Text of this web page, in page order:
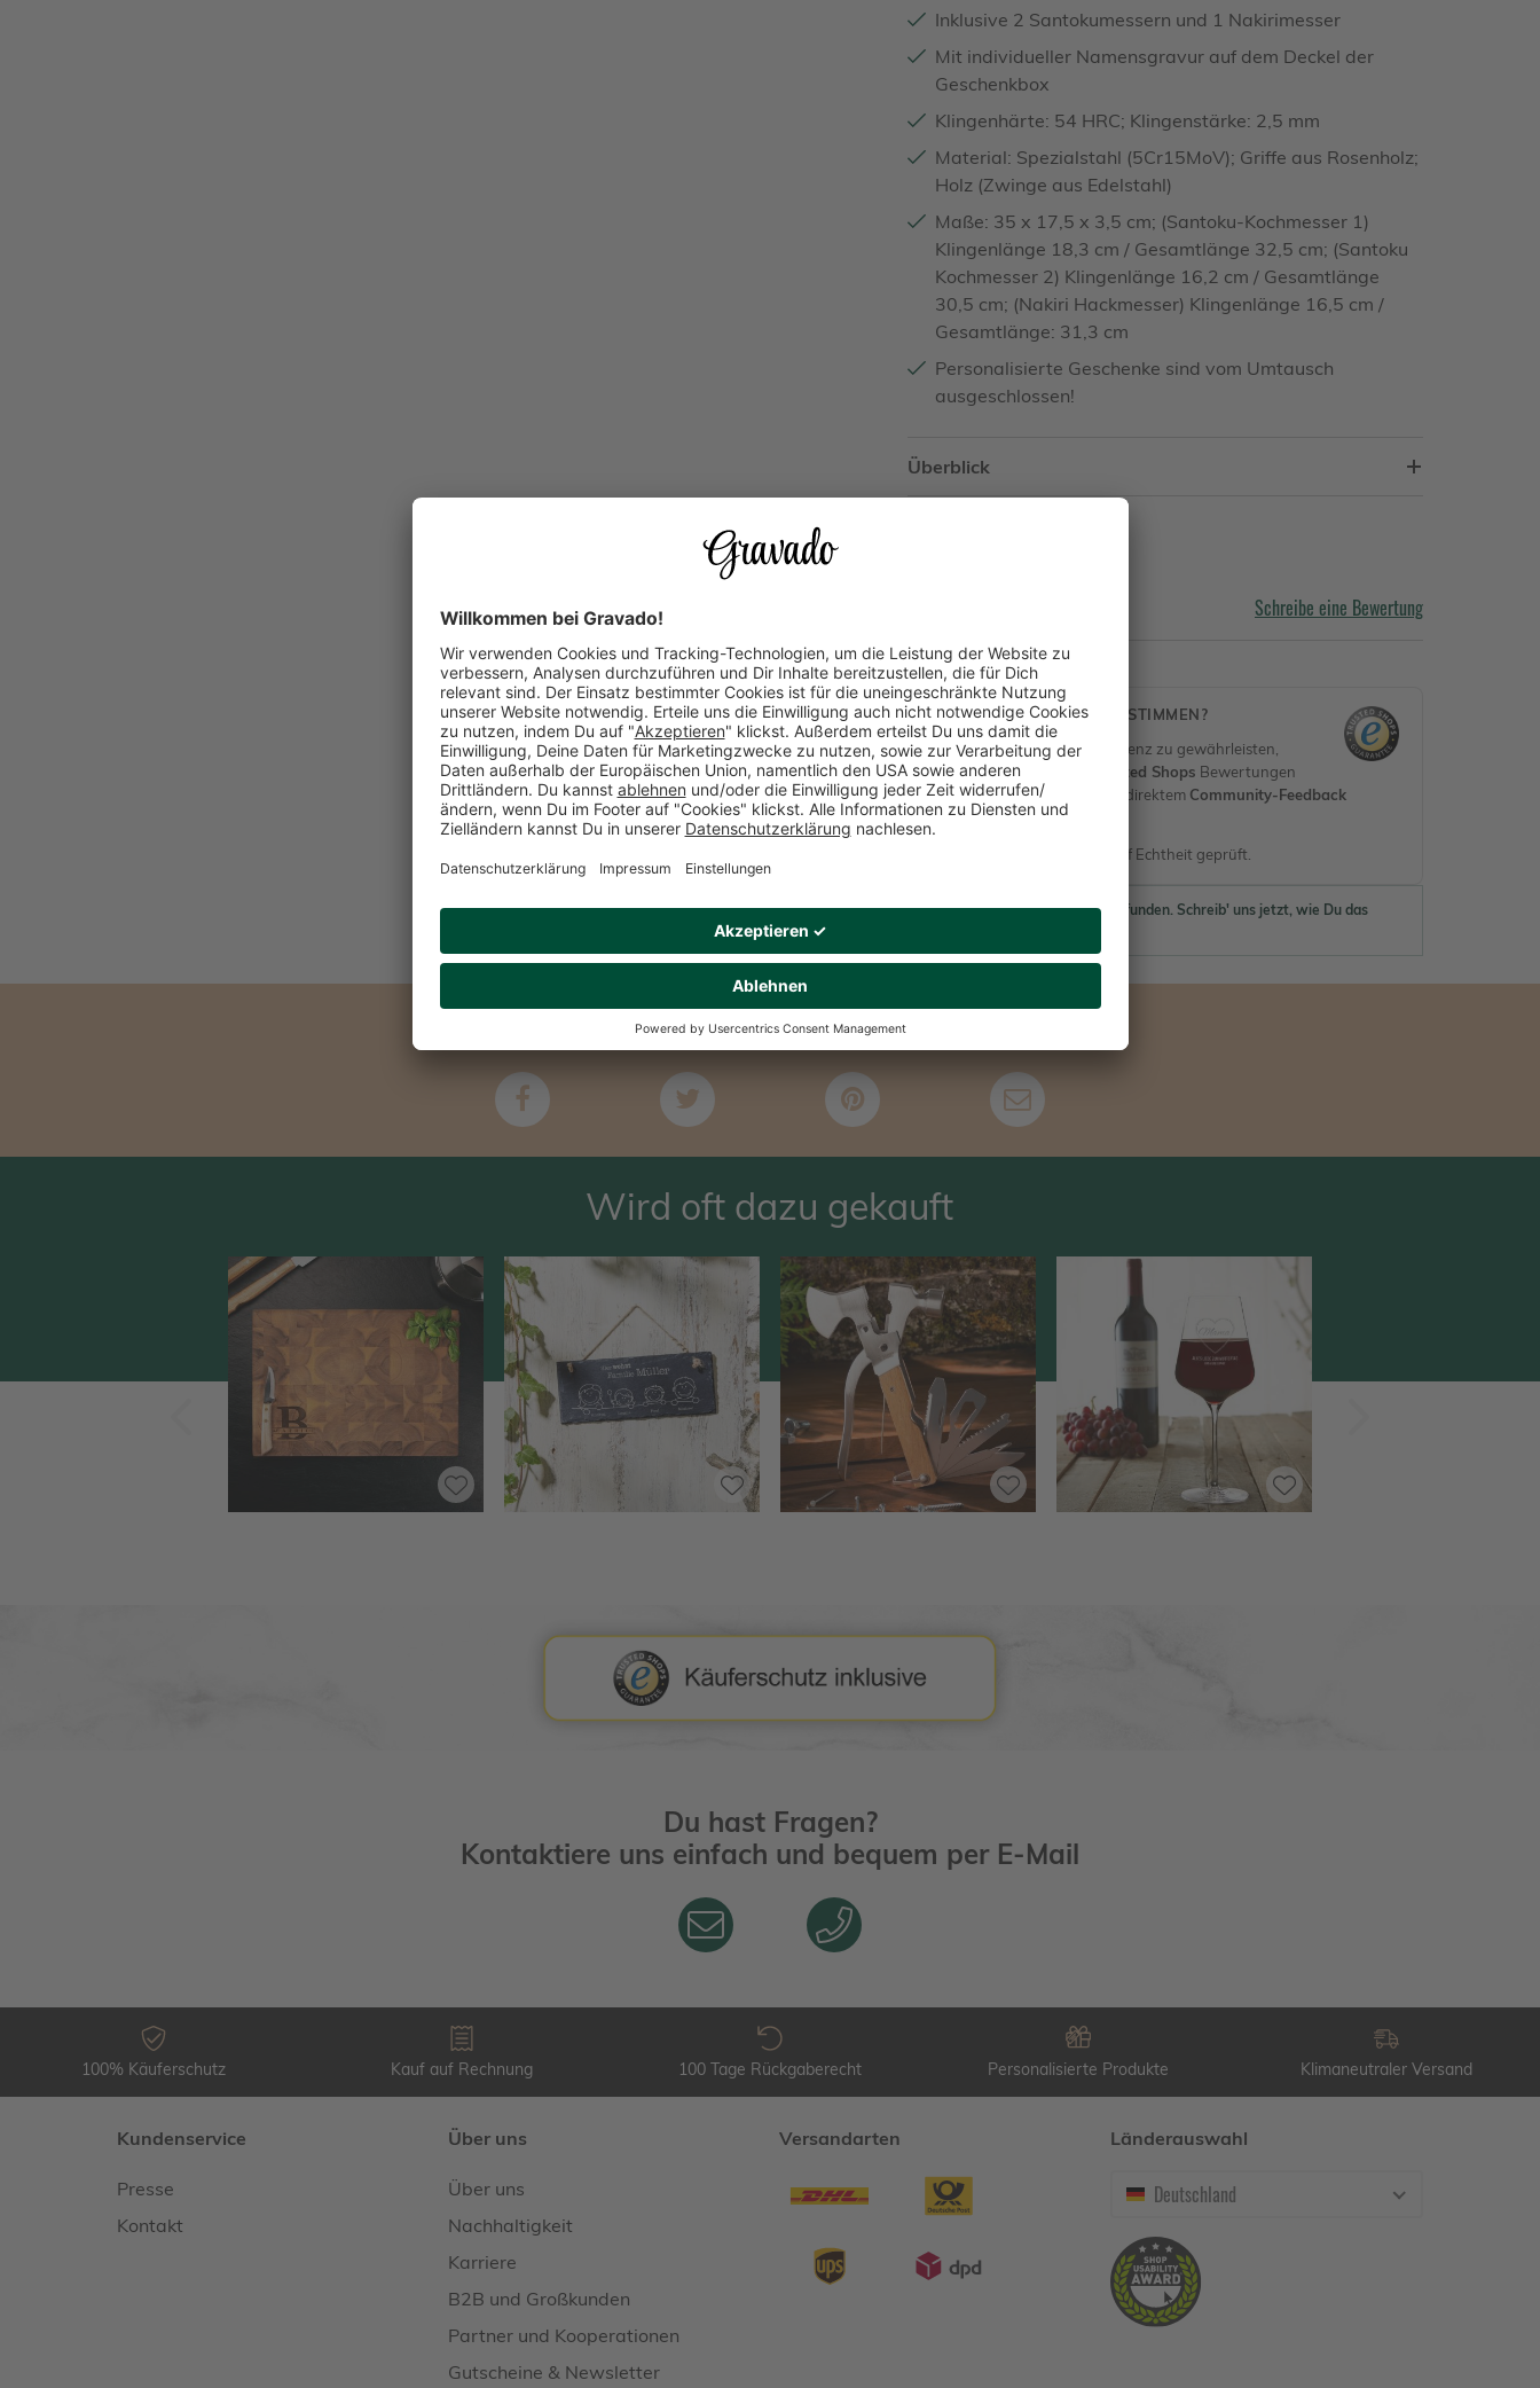
Inklusive 2 Santokumessern und 1 Nakirimesser
Mit individueller Namensgravur auf dem Deckel der
Geschenkbox
Klingenhärte: 54 HRC; Klingenstärke: 2,5 mm
Material: Spezialstahl (5Cr15MoV); Griffe aus Rosenholz;
Holz (Zwinge aus Edelstahl)
Maße: 35 x 17,5 x 3,5 cm; (Santoku-Kochmesser 1)
Klingenlänge 18,3 cm / Gesamtlänge 32,5 cm; (Santoku
Kochmesser 2) Klingenlänge 16,2 cm / Gesamtlänge
30,5 cm; (Nakiri Hackmesser) Klingenlänge 16,5 cm /
Gesamtlänge: 31,3 cm
Personalisierte Geschenke sind vom Umtausch
ausgeschlossen!
Überblick
Schreibe eine Bewertung
WOHER KOMMEN DIESE STIMMEN?
Um Vertrauen und Transparenz zu gewährleisten,
mischen wir verifizierte
Trusted Shops Bewertungen
(unabhängig verifiziert) mit direktem Community-Feedback
unserer Kunden.
Alle Rezensionen werden auf Echtheit geprüft.
Keine Bewertungen gefunden. Schreib' uns jetzt, wie Du das
Dieses Produkt gefällt Dir? Teile es!
Wird oft dazu gekauft
Zurück
Du hast Fragen?
Kontaktiere uns einfach und bequem per E-Mail
100% Käuferschutz Kauf auf Rechnung 100 Tage Rückgaberecht Personalisierte Produkte Klimaneutraler Versand
Kundenservice
Presse
Kontakt
Über uns
Über uns
Nachhaltigkeit
Karriere
B2B und Großkunden
Partner und Kooperationen
Gutscheine & Newsletter
Versandarten Länderauswahl
Deutschland